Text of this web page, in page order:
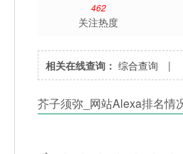
462
关注热度
相关在线查询： 综合查询
芥子须弥_网站Alexa排名情